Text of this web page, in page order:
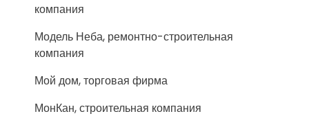
компания
Модель Неба, ремонтно-строительная
компания
Мой дом, торговая фирма
МонКан, строительная компания